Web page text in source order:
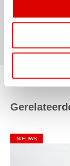
Delen
NIEUWS